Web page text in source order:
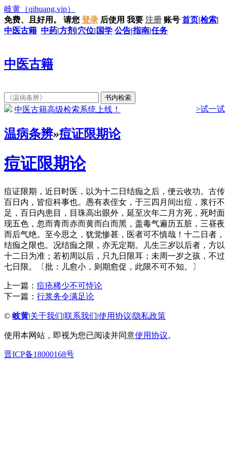
岐黄 （qihuang.vip）
免费、且好用。
请您 登录 后使用 我要 注册 账号 首页|检索|
中医古籍 中药|方剂 |穴位| 国学 公告|指南|任务
中医古籍
中医古籍高级检索系统上线！ >试一试
温病条辨»痘证限期论
痘证限期论
痘证限期，近日时医，以为十二日结痂之后，便云收功。古传
百日内，皆痘科事也。愚有表侄女，于三四月间出痘，浆行不
足，百日内患目，目珠高出眼外，延至次年二月方死，死时面
现五色，忽而青而赤而黄而白而黑，盖毒气遍历五脏，三昼夜
而后气绝。至今思之，犹觉惨甚，医者可不慎哉！十二日者，
结痂之限也。况结痂之限，亦无定期。儿生三岁以后者，方以
十二日为准；若初周以后，只九日限耳；未周一岁之孩，不过
七日限。〔批：儿愈小，则期愈促，此限不可不知。〕
上一篇： 痘疮稀少不可恃论
下一篇： 行浆务令满足论
© 岐黄|关于我们|联系我们|使用协议|隐私政策
使用本网站，即视为您已阅读并同意使用协议。
晋ICP备18000168号